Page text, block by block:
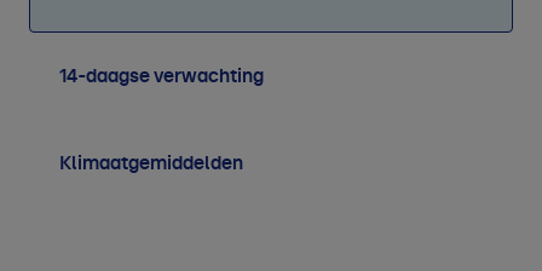
14-daagse verwachting
Klimaatgemiddelden